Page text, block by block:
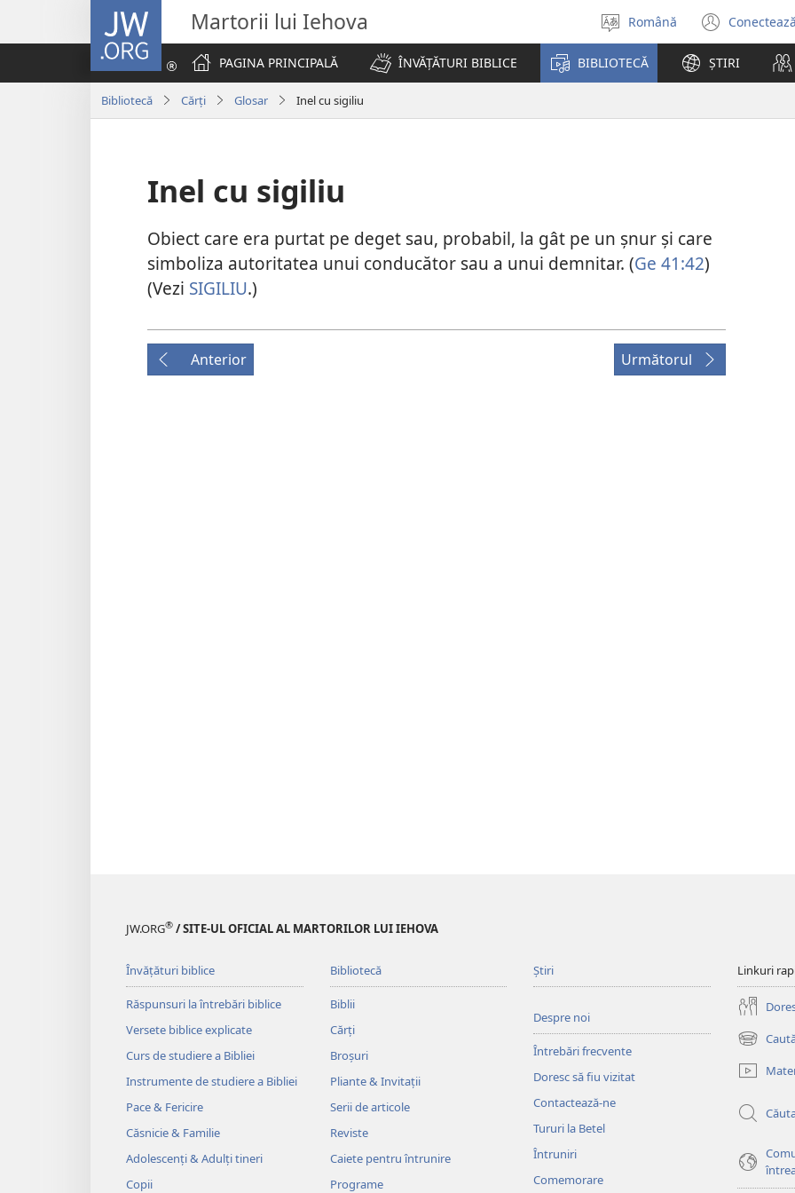
JW.ORG Martorii lui Iehova
Selectaţi
limba
Română
(se
PAGINA PRINCIPALĂ
ÎNVĂȚĂTURI BIBLICE BIBLIOTECĂ ȘTIRI
Bibliotecă Cărți Glosar Inel cu sigiliu
Inel cu sigiliu
Obiect care era purtat pe deget sau, probabil, la gât pe un șnur și care
simboliza autoritatea unui conducător sau a unui demnitar. (Ge 41:42)
(Vezi SIGILIU.)
Anterior Următorul
JW.ORG® / SITE-UL OFICIAL AL MARTORILOR LUI IEHOVA
Învățături biblice
Răspunsuri la întrebări biblice
Versete biblice explicate
Curs de studiere a Bibliei
Instrumente de studiere a Bibliei
Pace & Fericire
Căsnicie & Familie
Adolescenți & Adulți tineri
Copii
Bibliotecă
Biblii
Cărți
Broșuri
Pliante & Invitații
Serii de articole
Reviste
Caiete pentru întrunire
Programe
Știri
Despre noi
Întrebări frecvente
Doresc să fiu vizitat
Contactează-ne
Tururi la Betel
Întruniri
Comemorare
Linkuri
(se
deschide
o
nouă)